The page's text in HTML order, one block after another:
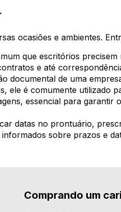
ocasiões e ambientes.
que escritórios precisem
e até
documental de uma
ele é comumente utilizado
essencial para garantir
datas no prontuário,
sobre prazos e
Comprando um